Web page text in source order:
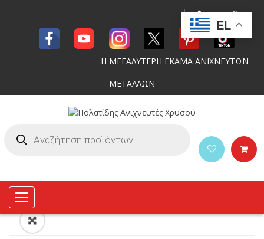
Η ΜΕΓΑΛΥΤΕΡΗ ΓΚΑΜΑ ΑΝΙΧΝΕΥΤΩΝ
ΜΕΤΑΛΛΩΝ
Toggle
navigation
EL